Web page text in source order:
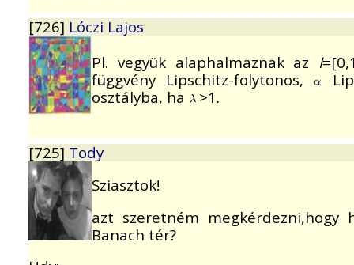
[726] Lóczi Lajos
Pl. vegyük alaphalmaznak az I
függvény Lipschitz-folytonos,
osztályba, ha
>1.
[725] Tody
Sziasztok!
azt szeretném
Banach tér?